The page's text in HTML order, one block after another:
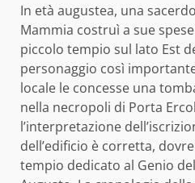
In età augustea, una
Mammia costruì a sue
piccolo tempio sul lato Est
personaggio così
locale le concesse una
nella necropoli di Porta
l’interpretazione
dell’edificio è corretta,
tempio dedicato al Genio